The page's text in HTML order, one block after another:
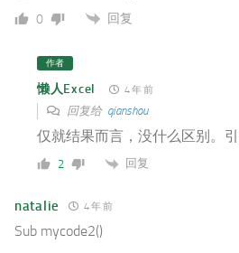
0 回复
作者
懒人Excel 4 年 前
回复给 qianshou
仅就结果而言，没什么区别。
2 回复
natalie 4 年 前
Sub mycode2()